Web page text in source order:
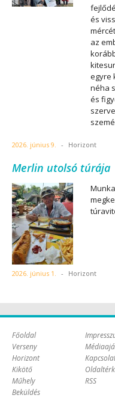
és
az
egyre
néha
és
2026. június 9. - Horizont
Merlin utolsó túrája
2026. június 1. - Horizont
Főoldal
Verseny
Horizont
Kikötő
Műhely
Beküldés
RSS